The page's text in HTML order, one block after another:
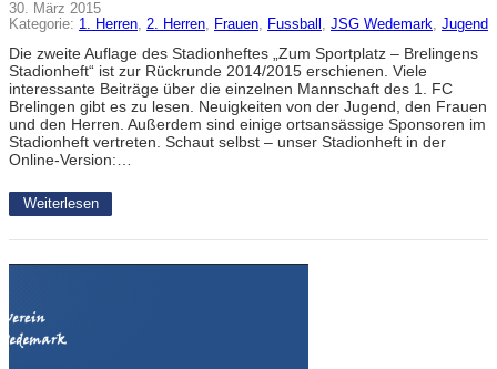
30. März 2015
Kategorie: 1. Herren, 2. Herren, Frauen, Fussball , JSG Wedemark, Jugend
Die zweite Auflage des Stadionheftes „Zum Sportplatz – Brelingens
Stadionheft“ ist zur Rückrunde 2014/2015 erschienen. Viele
interessante Beiträge über die einzelnen Mannschaft des 1. FC
Brelingen gibt es zu lesen. Neuigkeiten von der Jugend, den Frauen
und den Herren. Außerdem sind einige ortsansässige Sponsoren im
Stadionheft vertreten. Schaut selbst – unser Stadionheft in der
Online-Version:…
Weiterlesen